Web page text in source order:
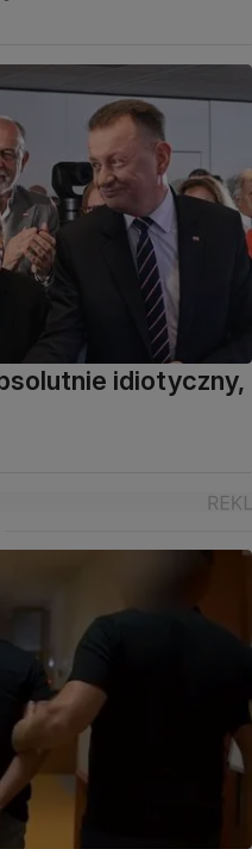
idiotyczny,